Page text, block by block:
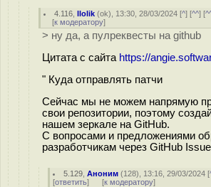
4.116 ,llolik (ok), 13:30, 28/03/2024 [^] [^^] [
[к модератору]
> ну да, а пулреквесты на github
Цитата с сайта https://
" Куда отправлять патчи
Сейчас мы не можем напрямую
свои репозитории, поэтому
нашем зеркале на GitHub.
С вопросами и предложениями
разработчикам через GitHub
5.129 ,Аноним (128), 13:16, 29/03/2024 [
[ответить] [к модератору]